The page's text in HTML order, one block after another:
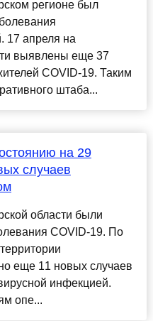
регионе был
17 апреля на
выявлены еще 37
COVID-19. Таким
штаба...
на 29
случаев
области были
COVID-19. По
еще 11 новых случаев
инфекцией.
опе...